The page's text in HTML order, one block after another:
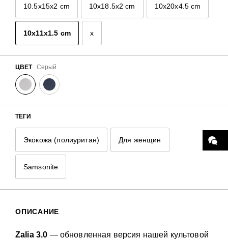
10.5x15x2 cm 10x18.5x2 cm 10x20x4.5 cm
10x11x1.5 cm x
ЦВЕТ Серый
ТЕГИ
Экокожа (полиуритан) Для женщин
Samsonite
ОПИСАНИЕ
Zalia 3.0 — обновленная версия нашей культовой